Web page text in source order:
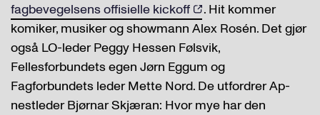
fagbevegelsens offisielle kickoff
. Hit kommer
komiker, musiker og showmann Alex Rosén. Det gjør
også LO-leder Peggy Hessen Følsvik,
Fellesforbundets egen Jørn Eggum og
Fagforbundets leder Mette Nord. De utfordrer Ap-
nestleder Bjørnar Skjæran: Hvor mye har den